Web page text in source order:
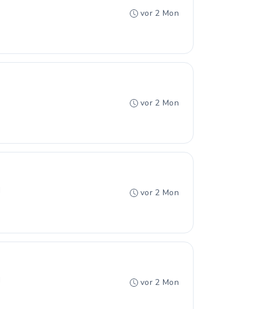
vor 2 Mon
vor 2 Mon
vor 2 Mon
vor 2 Mon